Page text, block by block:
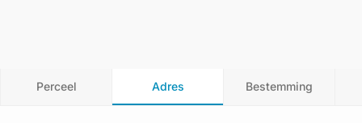
Perceel Adres Bestemming